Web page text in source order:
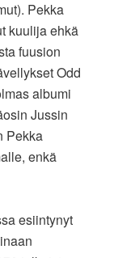
Pekka
kuulija ehkä
fuusion
Odd
albumi
Jussin
Pekka
enkä
esiintynyt